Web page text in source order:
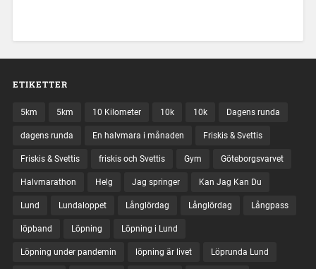
ETIKETTER
5km 5km 10 Kilometer 10k 10k Dagens runda
dagens runda En halvmara i månaden Friskis & Svettis
Friskis & Svettis friskis och Svettis Gym Göteborgsvarvet
Halvmarathon Helg Jag springer Kan Jag Kan Du
Lund Lundaloppet Långlördag Långlördag Långpass
löpband Löpning Löpning i Lund
Löpning under pandemin löpning är livet Löprunda Lund